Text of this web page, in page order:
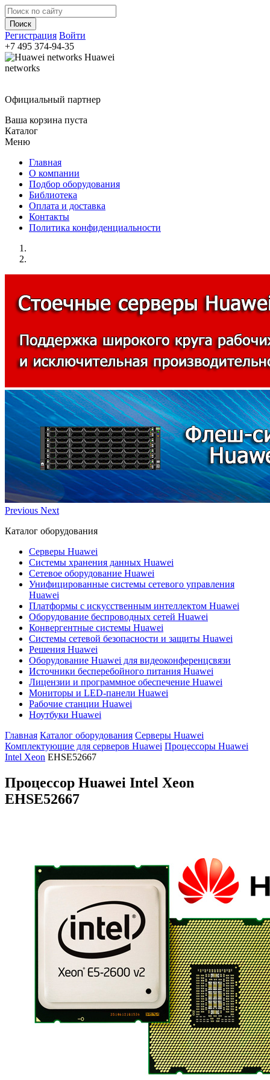
Регистрация Войти
+7 495 374-94-35
Huawei
networks
Официальный партнер
Ваша корзина пуста
Каталог
Меню
Главная
О компании
Подбор оборудования
Библиотека
Оплата и доставка
Контакты
Политика конфиденциальности
Previous Next
Каталог оборудования
Серверы Huawei
Системы хранения данных Huawei
Сетевое оборудование Huawei
Унифицированные системы сетевого управления
Huawei
Платформы с искусственным интеллектом Huawei
Оборудование беспроводных сетей Huawei
Конвергентные системы Huawei
Системы сетевой безопасности и защиты Huawei
Решения Huawei
Оборудование Huawei для видеоконференцсвязи
Источники бесперебойного питания Huawei
Лицензии и программное обеспечение Huawei
Мониторы и LED-панели Huawei
Рабочие станции Huawei
Ноутбуки Huawei
Главная Каталог оборудования Серверы Huawei
Комплектующие для серверов Huawei Процессоры Huawei
Intel Xeon EHSE52667
Процессор Huawei Intel Xeon
EHSE52667